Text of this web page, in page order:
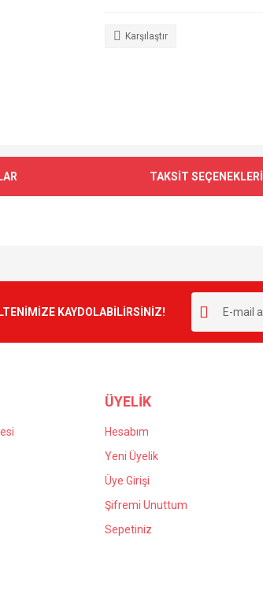
Karşılaştır
TAKSİT SEÇENEKLERİ
Gönder
KAYDOLABİLİRSİNİZ!
ÜYELİK
Hesabım
Yeni Üyelik
Üye Girişi
Şifremi Unuttum
Sepetiniz